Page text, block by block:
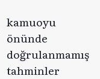
kamuoyu
önünde
doğrulanmamış
tahminler